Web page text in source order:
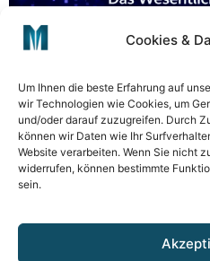
Cookies &
Um Ihnen die beste Erfahrung auf
wir Technologien wie Cookies, um
und/oder darauf zuzugreifen. Durch
können wir Daten wie Ihr
Website verarbeiten. Wenn Sie nicht
widerrufen, können bestimmte
sein.
Webdesign-
Wesentliche
Leistung des
schnelle Ladezeiten
Benutzererlebnis zu
durch überlegene